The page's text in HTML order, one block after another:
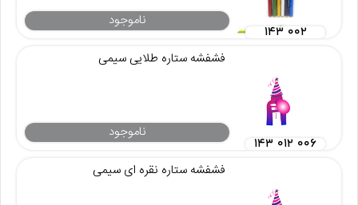
ناموجود
۱۴۳ ۰۰۲
فشفشه ستاره طلایی سیمی
ناموجود
۱۴۳ ۰۱۲ ۰۰۶
فشفشه ستاره نقره ای سیمی